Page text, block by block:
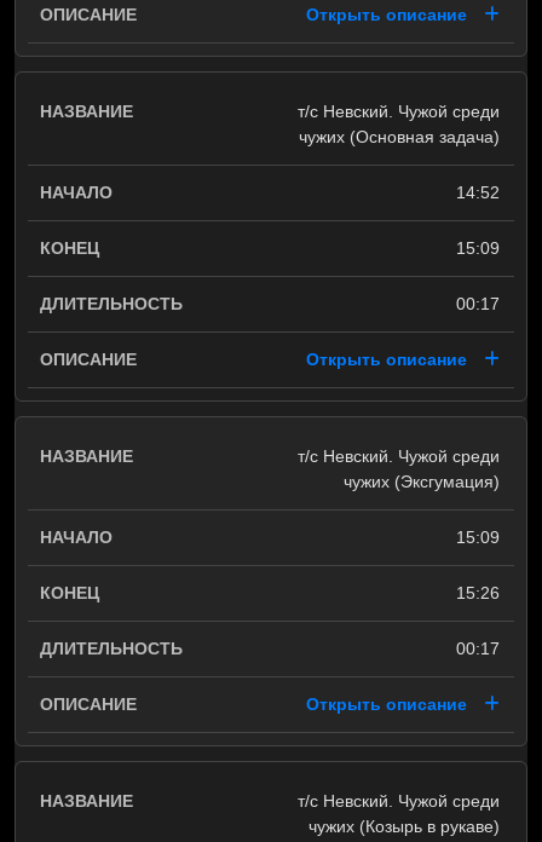
Открыть описание
т/с Невский. Чужой среди
чужих (Основная задача)
14:52
15:09
00:17
Открыть описание
т/с Невский. Чужой среди
чужих (Эксгумация)
15:09
15:26
00:17
Открыть описание
т/с Невский. Чужой среди
чужих (Козырь в рукаве)